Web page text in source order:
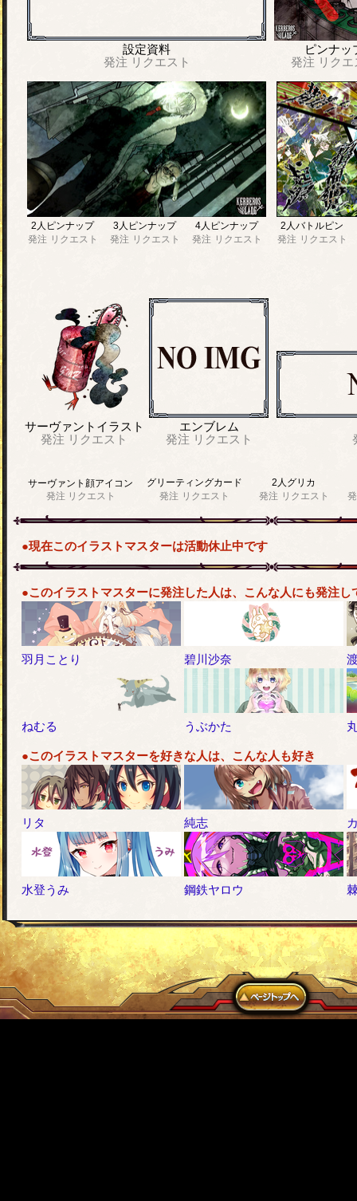
設定資料
発注 リクエスト
ピンナッ
発注 リク
2人ピンナップ
発注 リクエスト
3人ピンナップ
発注 リクエスト
4人ピンナップ
発注 リクエスト
2人バトルピン
発注 リクエスト
サーヴァントイラスト
発注 リクエスト
エンブレム
発注 リクエスト
サーヴァント顔アイコン
発注 リクエスト
グリーティングカード
発注 リクエスト
2人グリカ
発注 リクエスト
●現在このイラストマスターは活動休止中です
●このイラストマスターに発注した人は、こんな人にも発注し
羽月ことり 碧川沙奈
ねむる うぶかた
●このイラストマスターを好きな人は、こんな人も好き
リタ 純志
水登うみ 鋼鉄ヤロウ